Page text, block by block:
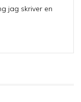
jag skriver en